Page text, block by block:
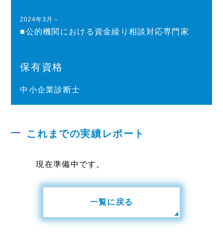
2024年3月～
■公的機関における資金繰り相談対応専門家
保有資格
中小企業診断士
これまでの実績レポート
現在準備中です。
一覧に戻る